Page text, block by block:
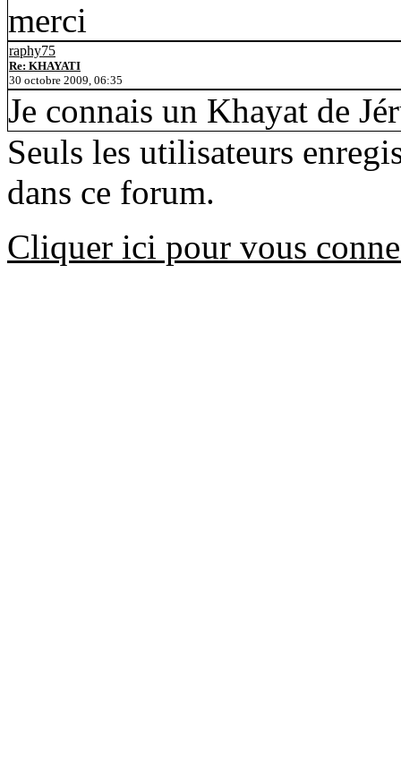
merci
raphy75
Re: KHAYATI
30 octobre 2009, 06:35
Je connais un Khayat de
Seuls les utilisateurs
dans ce forum.
Cliquer ici pour vous